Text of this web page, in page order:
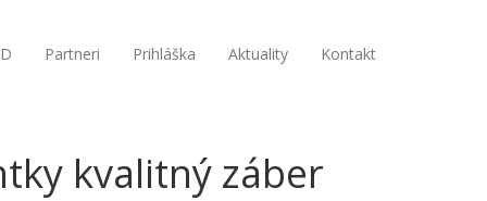
Partneri Prihláška Aktuality Kontakt
kvalitný záber